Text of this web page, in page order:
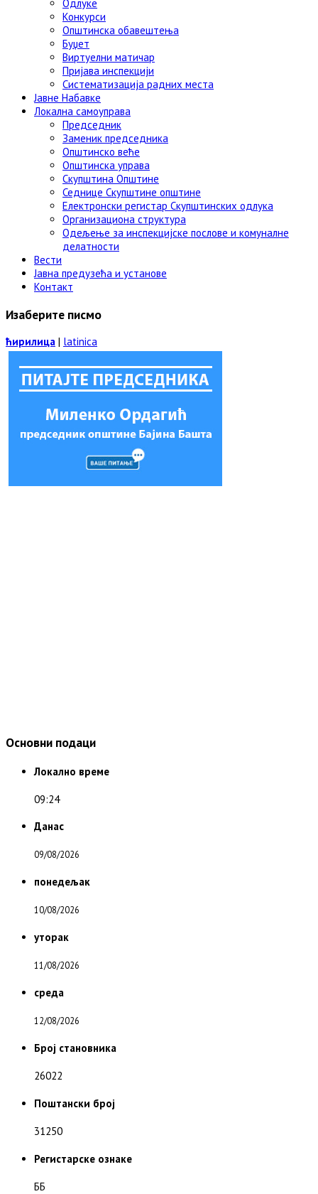
Одлуке
Конкурси
Општинска обавештења
Буџет
Виртуелни матичар
Пријава инспекцији
Систематизација радних места
Јавне Набавке
Локална самоуправа
Председник
Заменик председника
Општинско веће
Општинска управа
Скупштина Општине
Седнице Скупштине општине
Електронски регистар Скупштинских одлука
Организациона структура
Одељење за инспекцијске послове и комуналне
делатности
Вести
Јавна предузећа и установе
Контакт
Изаберите писмо
ћирилица | latinica
Основни подаци
Локално време
09:24
Данас
09/08/2026
понедељак
10/08/2026
уторак
11/08/2026
среда
12/08/2026
Број становника
26022
Поштански број
31250
Регистарске ознаке
ББ